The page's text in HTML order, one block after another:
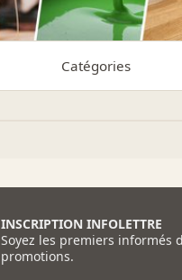
Catégories
INSCRIPTION INFOLETTRE
Soyez les premiers informés
promotions.